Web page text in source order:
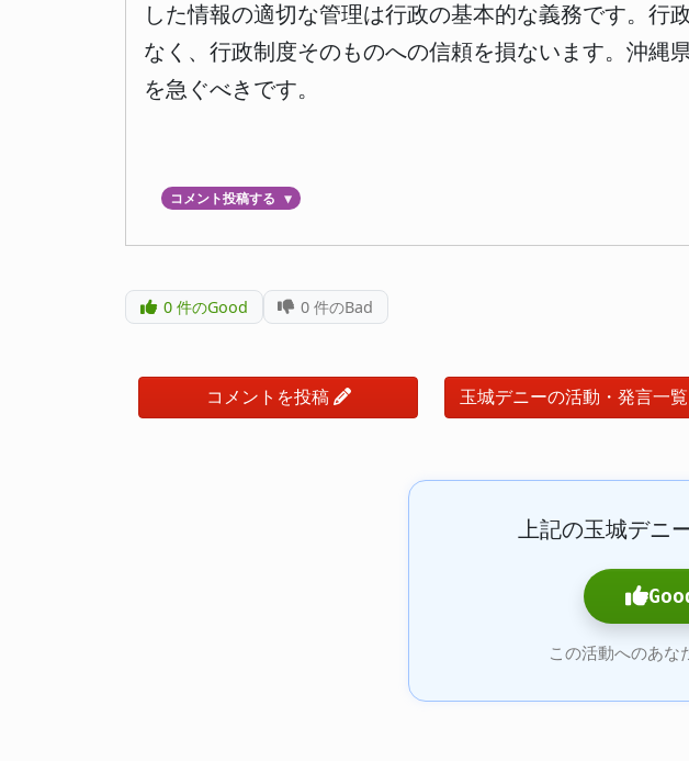
した情報の適切な管理は行政の基本的な義務です。
なく、行政制度そのものへの信頼を損ないます。沖縄
を急ぐべきです。
コメント投稿する ▼
0件のGood 0 件のBad
コメントを投稿 玉城デニーの活動・発言一覧
上記の玉城デニ
この活動へのあな